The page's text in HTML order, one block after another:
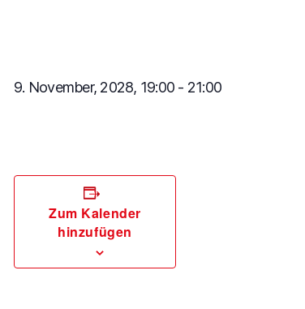
9. November, 2028, 19:00 - 21:00
Zum Kalender
hinzufügen